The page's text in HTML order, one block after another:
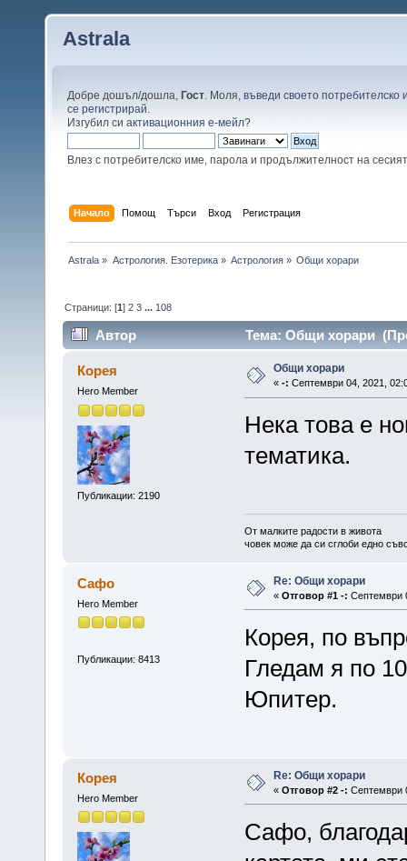
Astrala
Добре дошъл/дошла, Гост . Моля, въведи своето потребителско
се регистрирай
Изгубил си активационния е-мейл?
Влез с потребителско име, парола и продължителност на
Начало Помощ Търси Вход Регистрация
Astrala » Астрология. Езотерика» Астрология» Общи хорари
Страници: [1]2 3 ... 108
Автор Тема: Общи хорари
Корея
Hero Member
Публикации: 2190
Общи хорари
« -: Септември 04, 2021,
Нека това е
тематика.
От малките радости в живота
човек може да си сглоби едно
Сафо
Hero Member
Публикации: 8413
Re: Общи хорари
« Отговор #1 -: Септември
Корея, по
Гледам я по
Юпитер.
Корея
Hero Member
Re: Общи хорари
« Отговор #2 -: Септември
Сафо,